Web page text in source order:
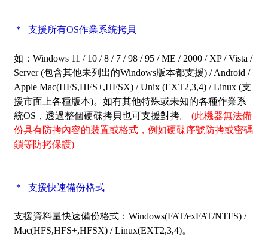
＊ 支援所有OS作業系統拷貝
如：Windows 11 / 10 / 8 / 7 / 98 / 95 / ME / 2000 / XP / Vista /
Server(包含其他未列出的Windows版本都支援) / Android /
Apple Mac(HFS,HFS+,HFSX) / Unix (EXT2,3,4) / Linux (支
援市面上各種版本)。如有其他特殊或未知的各種作業系
統OS，透過整個硬碟拷貝也可支援對拷。
(此機器無法備
份具有防拷內容的裝置或格式，例如硬碟序號防拷或密碼
鎖等防拷保護)
＊ 支援快速備份格式
支援資料量快速備份格式：Windows(FAT/exFAT/NTFS) /
Mac(HFS,HFS+,HFSX) / Linux(EXT2,3,4)。